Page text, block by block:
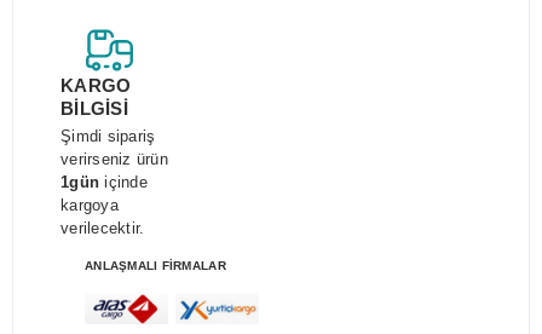
KARGO
BİLGİSİ
Şimdi sipariş
verirseniz ürün
1gün içinde
kargoya
verilecektir.
ANLAŞMALI FİRMALAR